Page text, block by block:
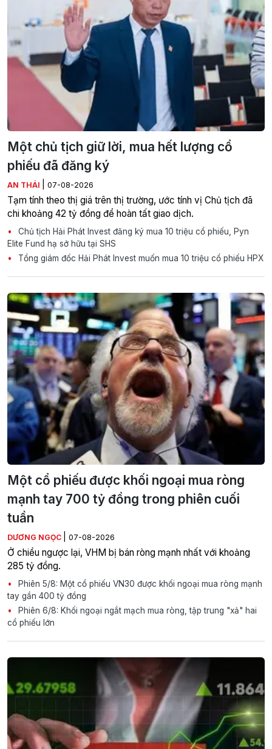
Một chủ tịch giữ lời, mua hết lượng cổ
phiếu đã đăng ký
AN THÁI 07-08-2026
Tạm tính theo thị giá trên thị trường, ước tính vị Chủ tịch đã
chi khoảng 42 tỷ đồng để hoàn tất giao dịch.
Chủ tịch Hải Phát Invest đăng ký mua 10 triệu cổ phiếu, Pyn
Elite Fund hạ sở hữu tại SHS
Tổng giám đốc Hải Phát Invest muốn mua 10 triệu cổ phiếu HPX
Một cổ phiếu được khối ngoại mua ròng
mạnh tay 700 tỷ đồng trong phiên cuối
tuần
DƯƠNG NGỌC 07-08-2026
Ở chiều ngược lại, VHM bị bán ròng mạnh nhất với khoảng
285 tỷ đồng.
Phiên 5/8: Một cổ phiếu VN30 được khối ngoại mua ròng mạnh
tay gần 400 tỷ đồng
Phiên 6/8: Khối ngoại ngắt mạch mua ròng, tập trung "xả" hai
cổ phiếu lớn